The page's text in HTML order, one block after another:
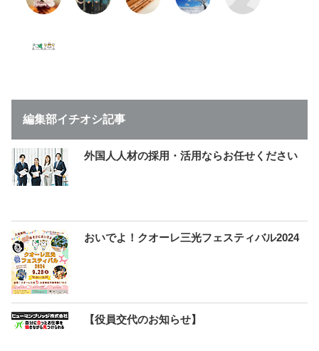
編集部イチオシ記事
外国人人材の採用・活用ならお任せください
おいでよ！クオーレ三光フェスティバル2024
【役員交代のお知らせ】